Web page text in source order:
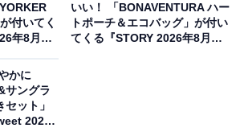
付いてく
年8月
いい！ 「BONAVENTURA ハー
トポーチ＆エコバッグ」が付い
てくる『STORY 2026年8月号
かに
ングラ
ット」
2026